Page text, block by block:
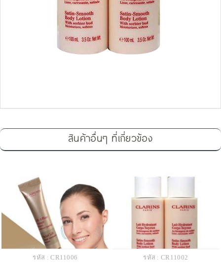
สินค้าอื่นๆ ที่เกี่ยวข้อง
รหัส : CR11006
รหัส : CR11002